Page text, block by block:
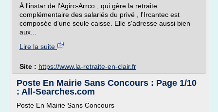
À l'instar de l'Agirc-Arrco , qui gère la retraite
complémentaire des salariés du privé , l'Ircantec est
composée d'une seule caisse. Elle s'adresse aussi bien
aux...
Lire la suite
Site : https://www.la-retraite-en-clair.fr
Poste En Mairie Sans Concours : Page 1/10
: All-Searches.com
Poste En Mairie Sans Concours